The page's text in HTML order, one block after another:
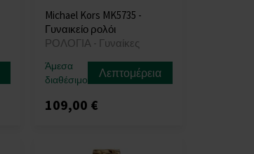
Michael Kors MK5735 -
Γυναικείο ρολόι
ΡΟΛΟΓΙΑ - Γυναίκες
Άμεσα
διαθέσιμο
Λεπτομέρεια
109,00 €